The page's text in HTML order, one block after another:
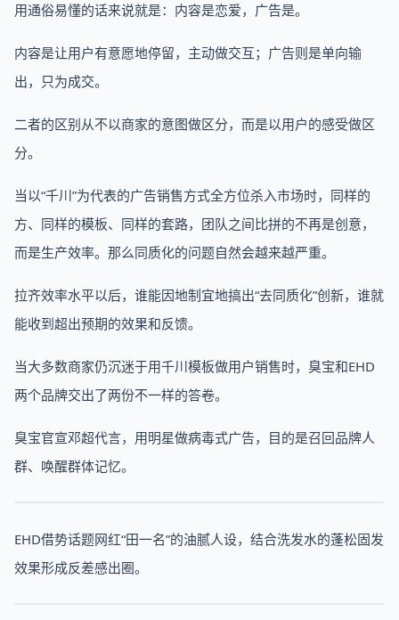
用通俗易懂的话来说就是：内容是恋爱，广告是。
内容是让用户有意愿地停留，主动做交互；广告则是单向输
出，只为成交。
二者的区别从不以商家的意图做区分，而是以用户的感受做区
分。
当以“千川”为代表的广告销售方式全方位杀入市场时，同样的
方、同样的模板、同样的套路，团队之间比拼的不再是创意，
而是生产效率。那么同质化的问题自然会越来越严重。
拉齐效率水平以后，谁能因地制宜地搞出“去同质化”创新，谁就
能收到超出预期的效果和反馈。
当大多数商家仍沉迷于用千川模板做用户销售时，臭宝和EHD
两个品牌交出了两份不一样的答卷。
臭宝官宣邓超代言，用明星做病毒式广告，目的是召回品牌人
群、唤醒群体记忆。
EHD借势话题网红“田一名”的油腻人设，结合洗发水的蓬松固发
效果形成反差感出圈。